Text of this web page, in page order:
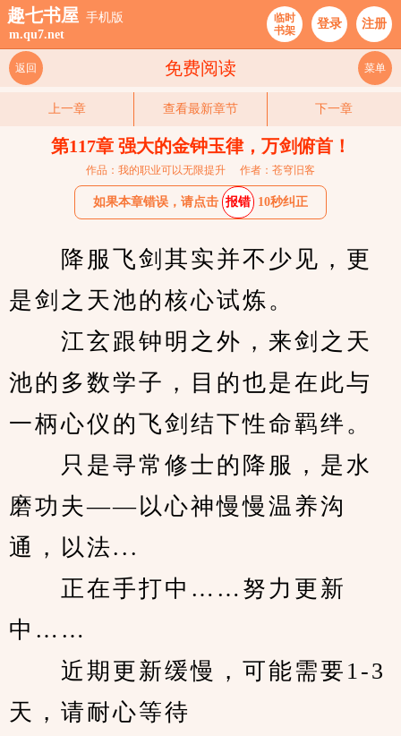
趣七书屋 手机版
m.qu7.net
临时
书架
登录 注册
免费阅读
返回 菜单
上一章 查看最新章节 下一章
第117章 强大的金钟玉律，万剑俯首！
作品：我的职业可以无限提升 作者：苍穹旧客
如果本章错误，请点击 报错 10秒纠正
降服飞剑其实并不少见，更
是剑之天池的核心试炼。
江玄跟钟明之外，来剑之天
池的多数学子，目的也是在此与
一柄心仪的飞剑结下性命羁绊。
只是寻常修士的降服，是水
磨功夫——以心神慢慢温养沟
通，以法...
正在手打中……努力更新
中……
近期更新缓慢，可能需要1-3
天，请耐心等待